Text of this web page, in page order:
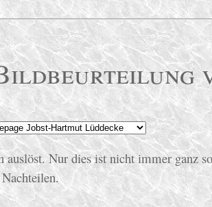
auslöst. Nur dies ist nicht immer ganz